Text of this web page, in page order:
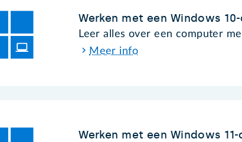
Werken met een Windows
Leer alles over een computer
Meer info
Werken met een Windows